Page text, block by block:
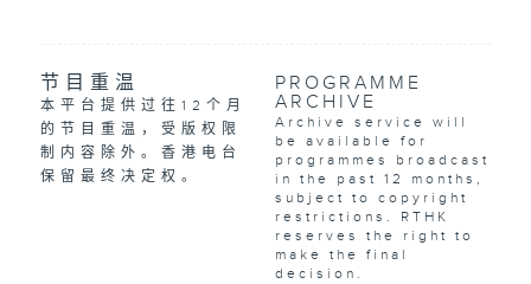
节目重温
本平台提供过往12个月
的节目重温，受版权限
制内容除外。香港电台
保留最终决定权。
PROGRAMME
ARCHIVE
Archive service will
be available for
programmes broadcast
in the past 12 months,
subject to copyright
restrictions. RTHK
reserves the right to
make the final
decision.